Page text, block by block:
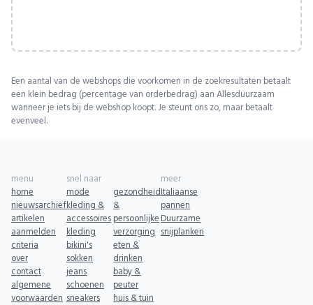
Een aantal van de webshops die voorkomen in de zoekresultaten betaalt
een klein bedrag (percentage van orderbedrag) aan Allesduurzaam
wanneer je iets bij de webshop koopt. Je steunt ons zo, maar betaalt
evenveel.
menu
home
nieuwsarchief
artikelen
aanmelden
criteria
over
contact
algemene
voorwaarden
snel naar
mode
kleding &
accessoires
kleding
bikini's
sokken
jeans
schoenen
sneakers
gezondheid
&
persoonlijke
verzorging
eten &
drinken
baby &
peuter
huis & tuin
meer
Italiaanse
pannen
Duurzame
snijplanken